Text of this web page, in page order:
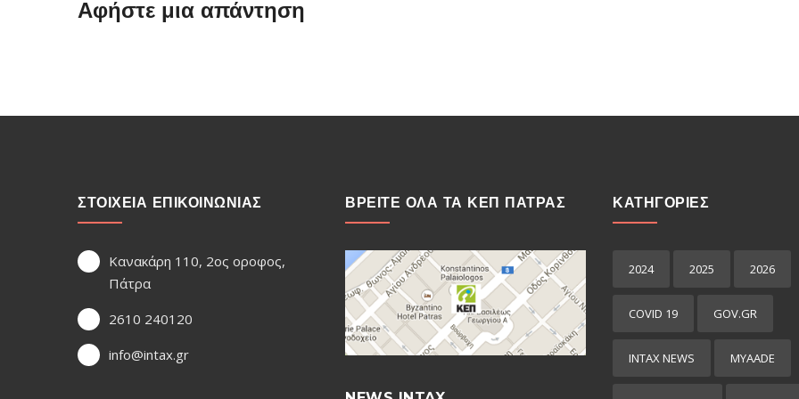
Αφήστε μια απάντηση
ΣΤΟΙΧΕΙΑ ΕΠΙΚΟΙΝΩΝΙΑΣ
Κανακάρη 110, 2ος οροφος,
Πάτρα
2610 240120
info@intax.gr
ΒΡΕΙΤΕ ΟΛΑ ΤΑ ΚΕΠ ΠΑΤΡΑΣ ΚΑΤΗΓΟΡΙΕΣ
2024 2025 2026
COVID 19 GOV.GR
INTAX NEWS MYAADE